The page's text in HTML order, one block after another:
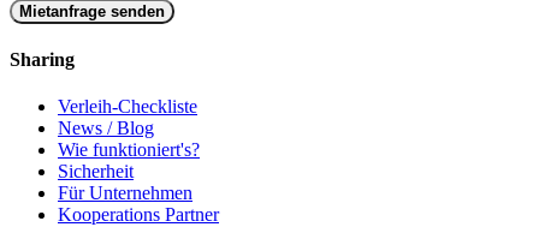
Mietanfrage senden
Sharing
Verleih-Checkliste
News / Blog
Wie funktioniert's?
Sicherheit
Für Unternehmen
Kooperations Partner